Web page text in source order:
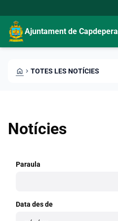
Ajuntament de Capdepera
HOME CHEVRON_RIGHT TOTES LES NOTÍCIES
Notícies
Paraula
Data des de